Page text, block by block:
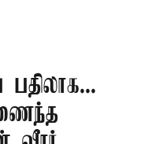
பதிலாக...